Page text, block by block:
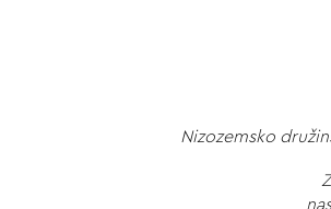
Nizozemsko